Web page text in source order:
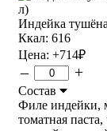
Индейка
Ккал: 616
Цена: +714₽
– +
Состав
Филе индейки,
томатная